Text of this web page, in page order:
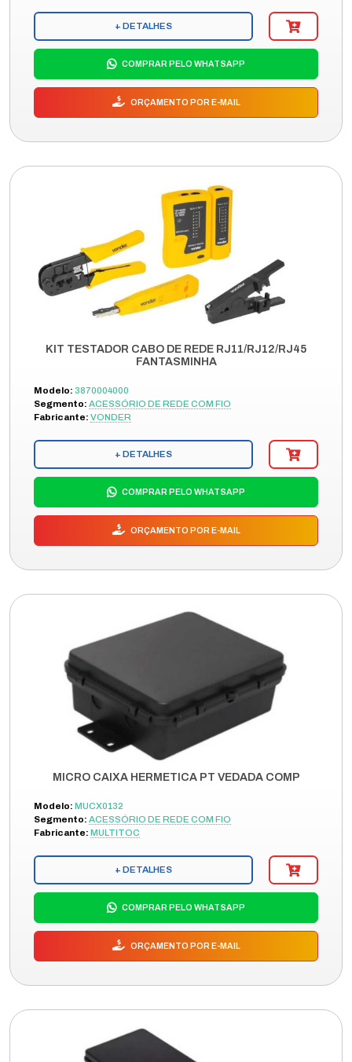
+ DETALHES
COMPRAR PELO WHATSAPP
ORÇAMENTO POR E-MAIL
KIT TESTADOR CABO DE REDE RJ11/RJ12/RJ45
FANTASMINHA
Modelo: 3870004000
Segmento: ACESSÓRIO DE REDE COM FIO
Fabricante: VONDER
+ DETALHES
COMPRAR PELO WHATSAPP
ORÇAMENTO POR E-MAIL
MICRO CAIXA HERMETICA PT VEDADA COMP
Modelo: MUCX0132
Segmento: ACESSÓRIO DE REDE COM FIO
Fabricante: MULTITOC
+ DETALHES
COMPRAR PELO WHATSAPP
ORÇAMENTO POR E-MAIL